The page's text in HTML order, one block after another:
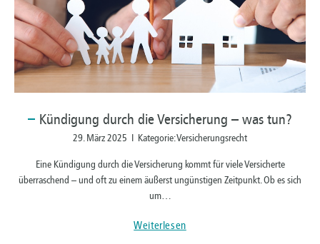
Kündigung durch die Versicherung – was tun?
29. März 2025 I Kategorie: Versicherungsrecht
Eine Kündigung durch die Versicherung kommt für viele Versicherte
überraschend – und oft zu einem äußerst ungünstigen Zeitpunkt. Ob es sich
um…
Weiterlesen